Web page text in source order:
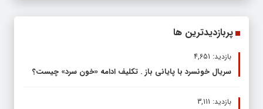
پربازدیدترین ها
بازدید: 4,651
سریال خونسرد با پایانی باز . تکلیف ادامه «خون سرد» چیست؟
بازدید: 3,111